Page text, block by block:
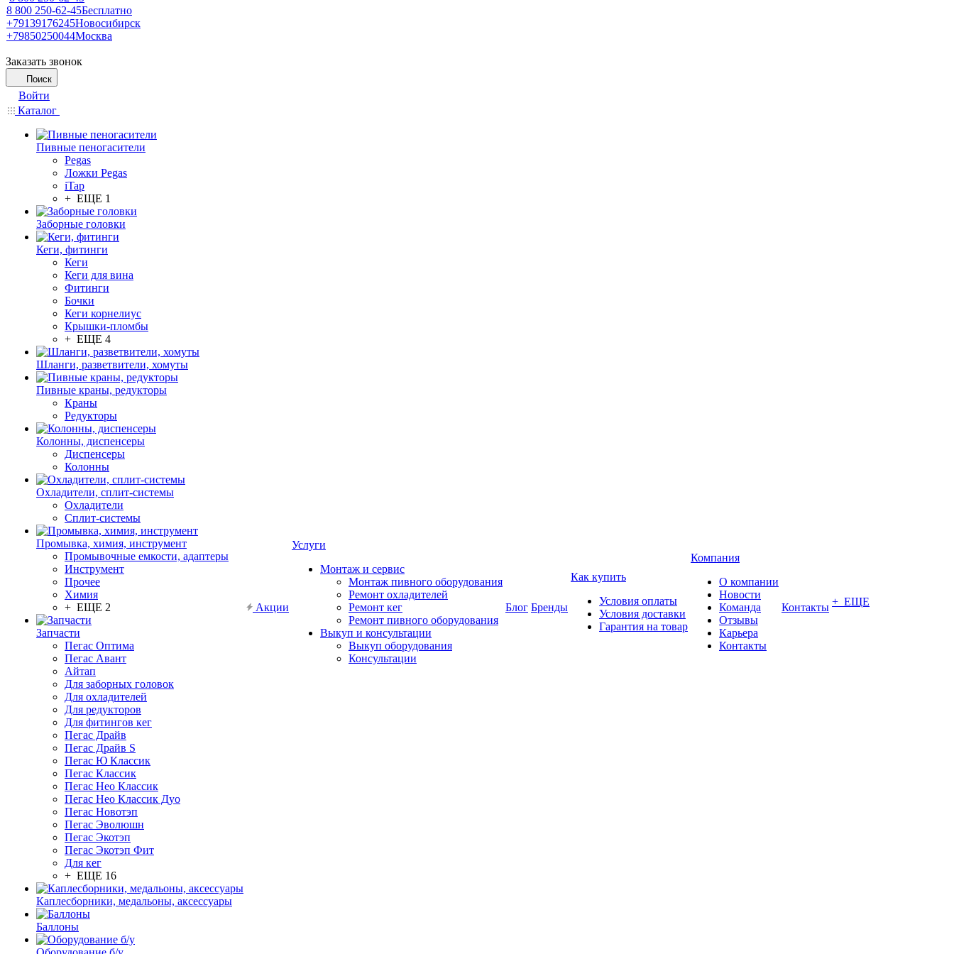
8 800 250-62-45Бесплатно
+79139176245Новосибирск
+79850250044Москва
Заказать звонок
Поиск
Войти
Каталог
Пивные пеногасители
Pegas
Ложки Pegas
iTap
+ ЕЩЕ 1
Заборные головки
Кеги, фитинги
Кеги
Кеги для вина
Фитинги
Бочки
Кеги корнелиус
Крышки-пломбы
+ ЕЩЕ 4
Шланги, разветвители, хомуты
Пивные краны, редукторы
Краны
Редукторы
Колонны, диспенсеры
Диспенсеры
Колонны
Охладители, сплит-системы
Охладители
Сплит-системы
Промывка, химия, инструмент
Промывочные емкости, адаптеры
Инструмент
Прочее
Химия
+ ЕЩЕ 2
Запчасти
Пегас Оптима
Пегас Авант
Айтап
Для заборных головок
Для охладителей
Для редукторов
Для фитингов кег
Пегас Драйв
Пегас Драйв S
Пегас Ю Классик
Пегас Классик
Пегас Нео Классик
Пегас Нео Классик Дуо
Пегас Новотэп
Пегас Эволюшн
Пегас Экотэп
Пегас Экотэп Фит
Для кег
+ ЕЩЕ 16
Каплесборники, медальоны, аксессуары
Баллоны
Акции
Услуги
Монтаж и сервис
Монтаж пивного оборудования
Ремонт охладителей
Ремонт кег
Ремонт пивного оборудования
Выкуп и консультации
Выкуп оборудования
Консультации
Блог Бренды
Как купить
Условия оплаты
Условия доставки
Гарантия на товар
Компания
О компании
Новости
Команда
Отзывы
Карьера
Контакты
Контакты + ЕЩЕ